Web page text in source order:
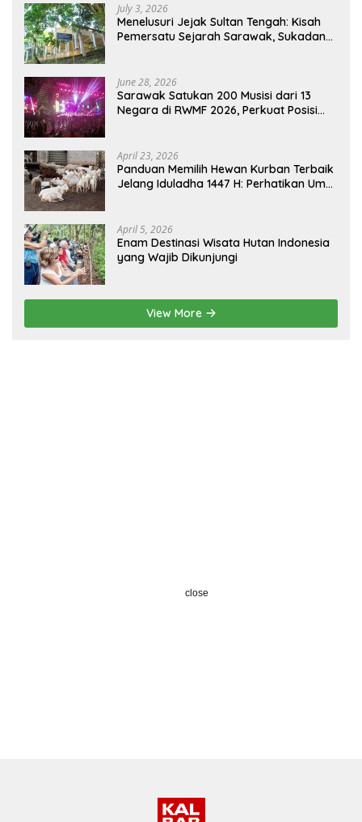
July 3, 2026
Menelusuri Jejak Sultan Tengah: Kisah
Pemersatu Sejarah Sarawak, Sukadana,
June 28, 2026
Sarawak Satukan 200 Musisi dari 13
Negara di RWMF 2026, Perkuat Posisi
April 23, 2026
Panduan Memilih Hewan Kurban Terbaik
Jelang Iduladha 1447 H: Perhatikan Umur
April 5, 2026
Enam Destinasi Wisata Hutan Indonesia
yang Wajib Dikunjungi
View More
close